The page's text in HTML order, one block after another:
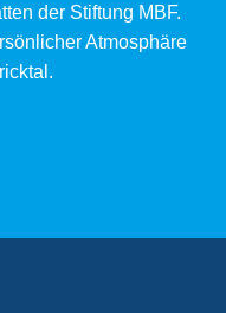
der Stiftung MBF.
Atmosphäre